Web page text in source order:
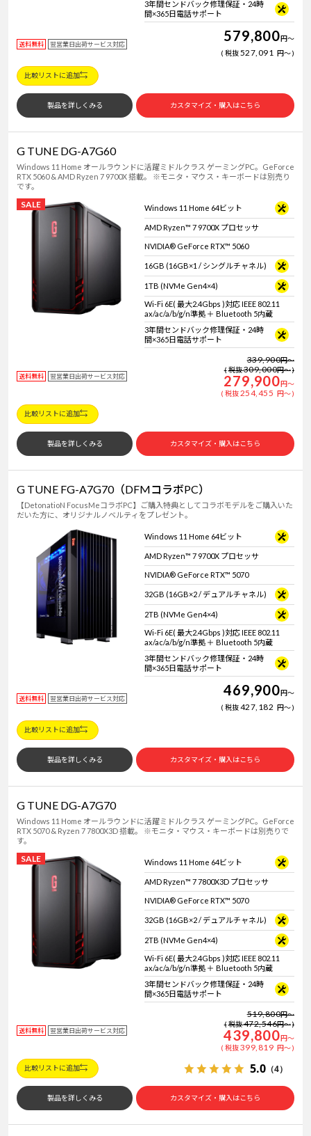
3年間センドバック修理保証・24時
間×365日電話サポート
送料無料 翌営業日出荷サービス対応 579,800円～
税抜527,091 円～
比較リストに追加
製品を詳しくみる カスタマイズ・購入はこちら
G TUNE DG-A7G60
Windows 11 Home オールラウンドに活躍ミドルクラス ゲーミングPC。GeForce
RTX 5060 & AMD Ryzen 7 9700X 搭載。 ※モニタ・マウス・キーボードは別売り
です。
SALE Windows 11 Home 64ビット
AMD Ryzen™ 7 9700X プロセッサ
NVIDIA® GeForce RTX™ 5060
16GB (16GB×1 / シングルチャネル)
1TB (NVMe Gen4×4)
Wi-Fi 6E( 最大2.4Gbps )対応 IEEE 802.11
ax/ac/a/b/g/n準拠 ＋ Bluetooth 5内蔵
3年間センドバック修理保証・24時
間×365日電話サポート
送料無料 翌営業日出荷サービス対応
339,900円～
税抜309,000円～
279,900円～
税抜254,455 円～
比較リストに追加
製品を詳しくみる カスタマイズ・購入はこちら
G TUNE FG-A7G70（DFMコラボPC）
【DetonatioN FocusMeコラボPC】ご購入特典としてコラボモデルをご購入いた
だいた方に、オリジナルノベルティをプレゼント。
Windows 11 Home 64ビット
AMD Ryzen™ 7 9700X プロセッサ
NVIDIA® GeForce RTX™ 5070
32GB (16GB×2 / デュアルチャネル)
2TB (NVMe Gen4×4)
Wi-Fi 6E( 最大2.4Gbps )対応 IEEE 802.11
ax/ac/a/b/g/n準拠 ＋ Bluetooth 5内蔵
3年間センドバック修理保証・24時
間×365日電話サポート
送料無料 翌営業日出荷サービス対応 469,900円～
税抜427,182 円～
比較リストに追加
製品を詳しくみる カスタマイズ・購入はこちら
G TUNE DG-A7G70
Windows 11 Home オールラウンドに活躍ミドルクラス ゲーミングPC。GeForce
RTX 5070 & Ryzen 7 7800X3D 搭載。 ※モニタ・マウス・キーボードは別売りで
す。
SALE Windows 11 Home 64ビット
AMD Ryzen™ 7 7800X3D プロセッサ
NVIDIA® GeForce RTX™ 5070
32GB (16GB×2 / デュアルチャネル)
2TB (NVMe Gen4×4)
Wi-Fi 6E( 最大2.4Gbps )対応 IEEE 802.11
ax/ac/a/b/g/n準拠 ＋ Bluetooth 5内蔵
3年間センドバック修理保証・24時
間×365日電話サポート
送料無料 翌営業日出荷サービス対応
519,800円～
税抜472,546円～
439,800円～
税抜399,819 円～
比較リストに追加 5.0 （4）
製品を詳しくみる カスタマイズ・購入はこちら